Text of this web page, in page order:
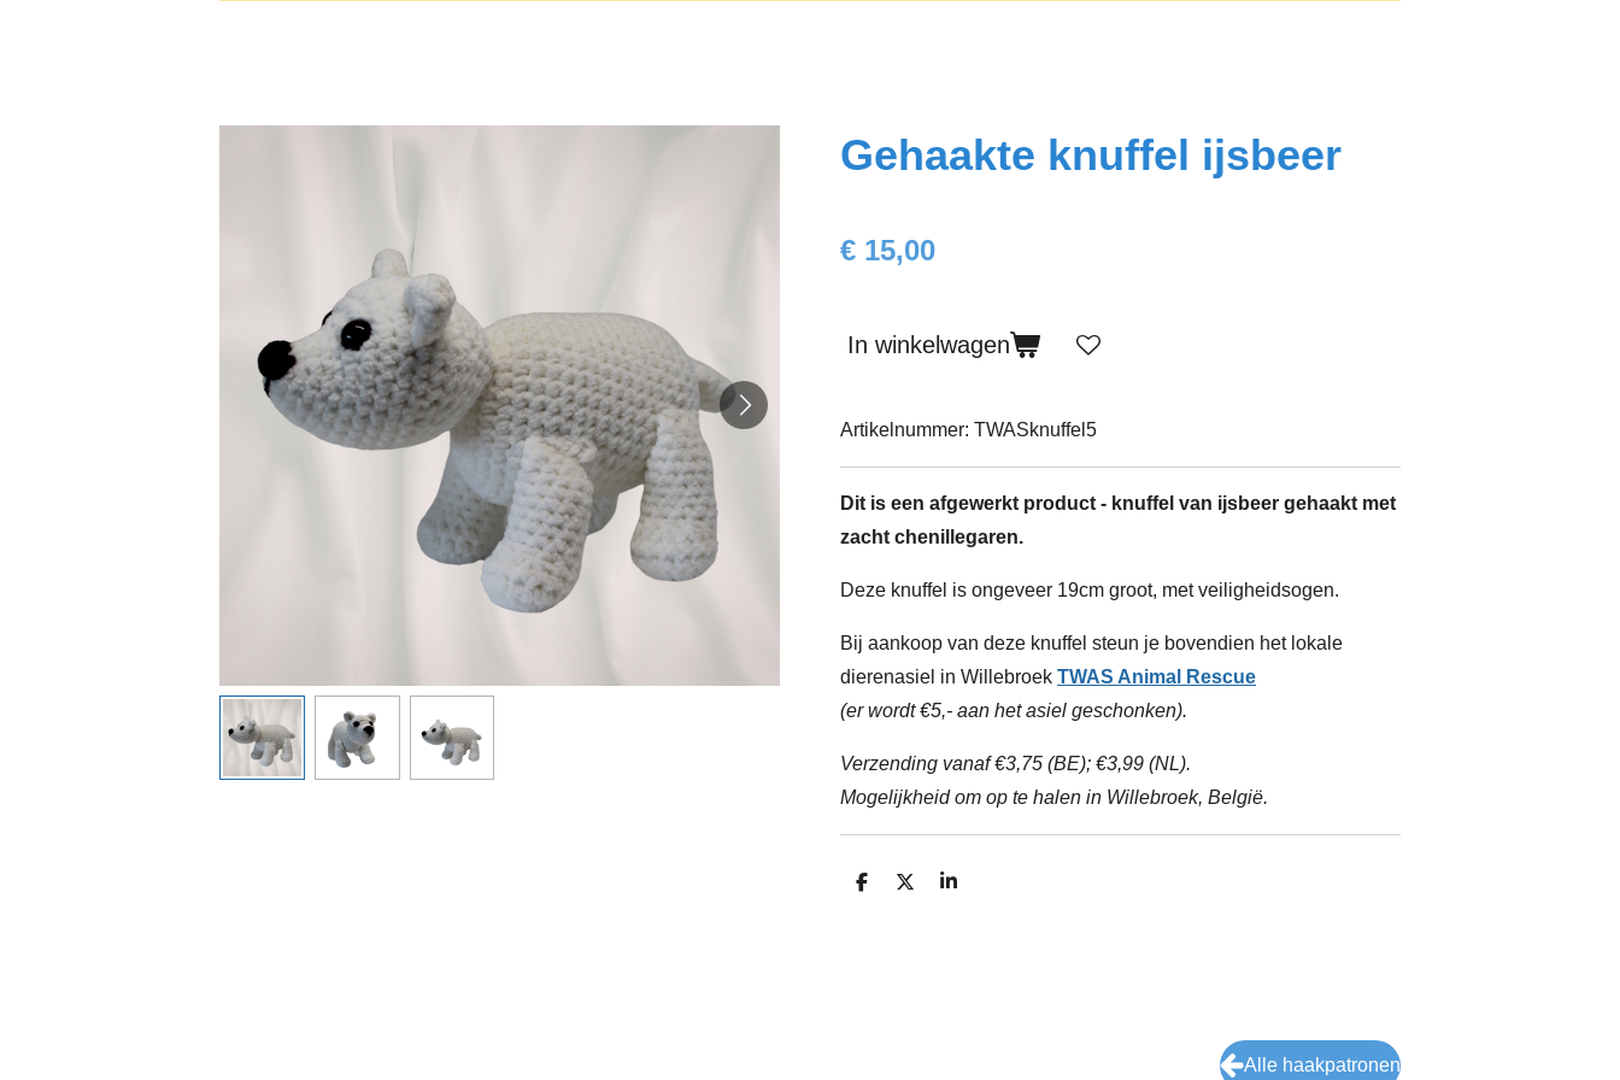
Gehaakte knuffel ijsbeer
€ 15,00
In winkelwagen
Artikelnummer: TWASknuffel5
Dit is een afgewerkt product - knuffel van ijsbeer gehaakt met
zacht chenillegaren.
Deze knuffel is ongeveer 19cm groot, met veiligheidsogen.
Bij aankoop van deze knuffel steun je bovendien het lokale
dierenasiel in Willebroek TWAS Animal Rescue
(er wordt €5,- aan het asiel geschonken).
Verzending vanaf €3,75 (BE); €3,99 (NL).
Mogelijkheid om op te halen in Willebroek, België.
D
D
S
Alle haakpatronen